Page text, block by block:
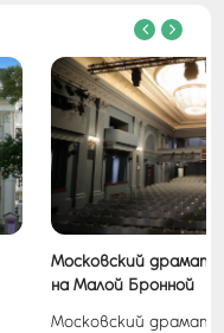
Московский
на Малой Бронной
Московский